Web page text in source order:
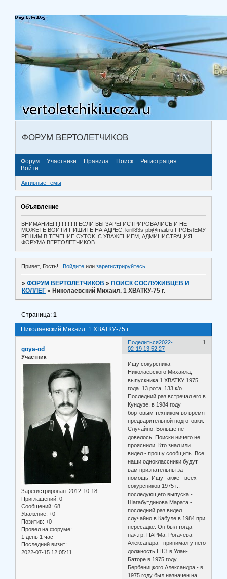
ФОРУМ ВЕРТОЛЕТЧИКОВ
Форум Участники Правила Поиск
Регистрация
Войти
Активные темы
Объявление
ВНИМАНИЕ!!!!!!!!!!!!!!!! ЕСЛИ ВЫ ЗАРЕГИСТРИРОВАЛИСЬ И НЕ
МОЖЕТЕ ВОЙТИ ПИШИТЕ НА АДРЕС, kirill83s-pb@mail.ru ПРОБЛЕМУ
РЕШИМ В ТЕЧЕНИЕ СУТОК. С УВАЖЕНИЕМ, АДМИНИСТРАЦИЯ
ФОРУМА ВЕРТОЛЕТЧИКОВ.
Привет, Гость! Войдитеили зарегистрируйтесь.
»ФОРУМ ВЕРТОЛЕТЧИКОВ » ПОИСК СОСЛУЖИВЦЕВ И
КОЛЛЕГ » Николаевский Михаил. 1 ХВАТКУ-75 г.
Николаевский Михаил. 1 ХВАТКУ-75 г.
Страница:1
Поделиться 1
2022-
02-19 13:52:27
goya-od
Участник
Зарегистрирован: 2012-10-18
Приглашений: 0
Сообщений: 68
Уважение: +0
Позитив: +0
Провел на форуме:
1 день 1 час
Последний визит:
2022-07-15 12:05:11
Ищу сокурсника
Николаевского Михаила,
выпускника 1 ХВАТКУ 1975
года. 13 рота, 133 к/о.
Последний раз встречал его в
Кундузе, в 1984 году
бортовым техником во время
предварительной подготовки.
Случайно. Больше не
довелось. Поиски ничего не
прояснили. Кто знал или
видел - прошу сообщить. Все
наши одноклассники будут
вам признательны за
помощь. Ищу также - всех
сокурсников 1975 г.,
последующего выпуска -
Шагабутдинова Марата -
последний раз видел
случайно в Кабуле в 1984 при
пересадке. Он был тогда
нач.гр. ПАРМа. Рогачева
Александра - принимал у него
должность НТЗ в Улан-
Баторе в 1975 году,
Бербеницкого Александра - в
1975 году был назначен на